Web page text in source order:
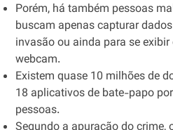
Porém, há também pessoas
buscam apenas capturar
invasão ou ainda para se
webcam.
Existem quase 10 milhões de
18 aplicativos de bate-papo
pessoas.